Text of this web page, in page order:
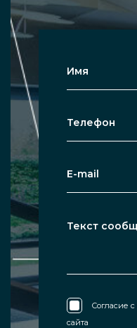
Согласие с
сайта